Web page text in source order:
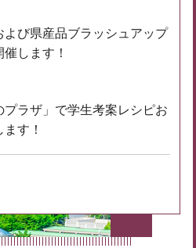
よび県産品ブラッシュアップ
します！
プラザ」で学生考案レシピお
す！